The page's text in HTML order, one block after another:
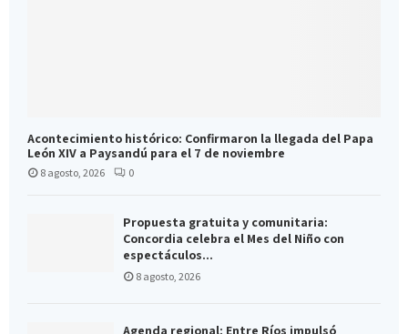
Acontecimiento histórico: Confirmaron la llegada del Papa
León XIV a Paysandú para el 7 de noviembre
8 agosto, 2026 0
Propuesta gratuita y comunitaria:
Concordia celebra el Mes del Niño con
espectáculos...
8 agosto, 2026